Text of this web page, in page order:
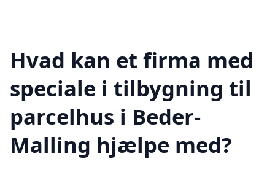
Hvad kan et firma med
speciale i tilbygning til
parcelhus i Beder-
Malling hjælpe med?